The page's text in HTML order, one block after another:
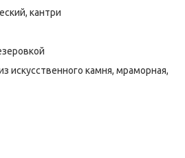
кантри
искусственного камня, мраморная,